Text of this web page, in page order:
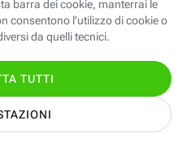
(impostata da
pagine
7 giorni
Identifica la
banner
Identifica la